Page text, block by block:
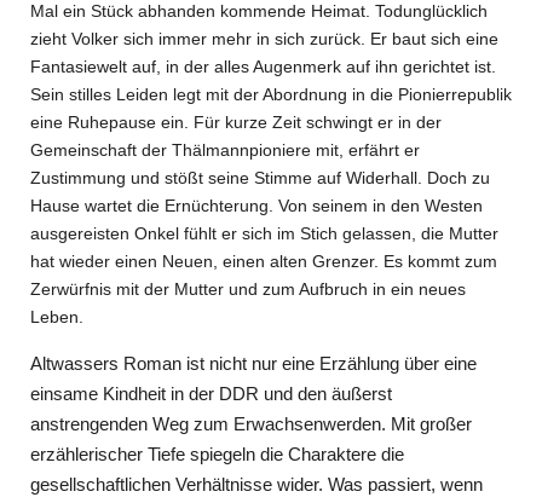
Mal ein Stück abhanden kommende Heimat. Todunglücklich
zieht Volker sich immer mehr in sich zurück. Er baut sich eine
Fantasiewelt auf, in der alles Augenmerk auf ihn gerichtet ist.
Sein stilles Leiden legt mit der Abordnung in die Pionierrepublik
eine Ruhepause ein. Für kurze Zeit schwingt er in der
Gemeinschaft der Thälmannpioniere mit, erfährt er
Zustimmung und stößt seine Stimme auf Widerhall. Doch zu
Hause wartet die Ernüchterung. Von seinem in den Westen
ausgereisten Onkel fühlt er sich im Stich gelassen, die Mutter
hat wieder einen Neuen, einen alten Grenzer. Es kommt zum
Zerwürfnis mit der Mutter und zum Aufbruch in ein neues
Leben.
Altwassers Roman ist nicht nur eine Erzählung über eine
einsame Kindheit in der DDR und den äußerst
anstrengenden Weg zum Erwachsenwerden. Mit großer
erzählerischer Tiefe spiegeln die Charaktere die
gesellschaftlichen Verhältnisse wider. Was passiert, wenn